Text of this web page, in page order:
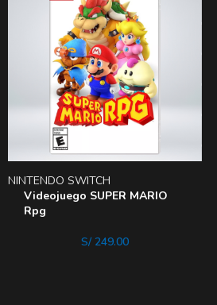
Videojuego SUPER MARIO
Rpg
NINTENDO SWITCH
S/249.00